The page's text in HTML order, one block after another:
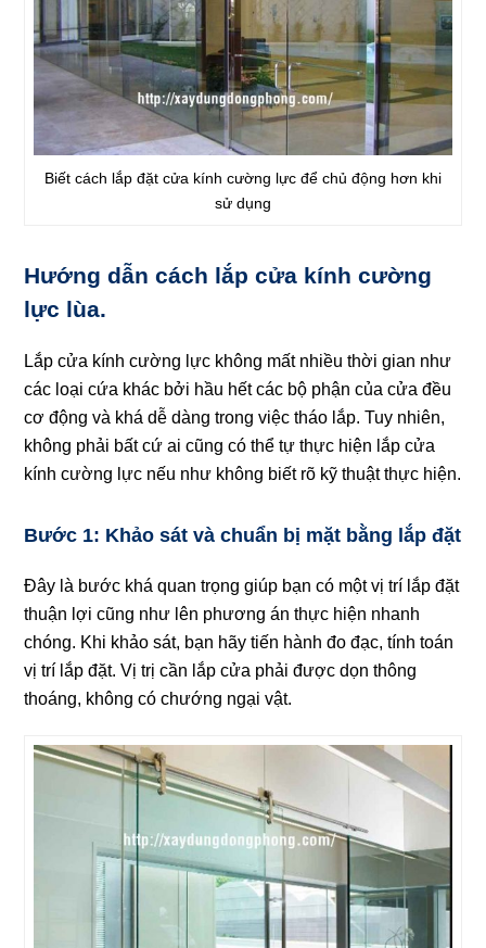
Biết cách lắp đặt cửa kính cường lực để chủ động hơn khi
sử dụng
Hướng dẫn cách lắp cửa kính cường
lực lùa.
Lắp cửa kính cường lực không mất nhiều thời gian như
các loại cứa khác bởi hầu hết các bộ phận của cửa đều
cơ động và khá dễ dàng trong việc tháo lắp. Tuy nhiên,
không phải bất cứ ai cũng có thể tự thực hiện lắp cửa
kính cường lực nếu như không biết rõ kỹ thuật thực hiện.
Bước 1: Khảo sát và chuẩn bị mặt bằng lắp đặt
Đây là bước khá quan trọng giúp bạn có một vị trí lắp đặt
thuận lợi cũng như lên phương án thực hiện nhanh
chóng. Khi khảo sát, bạn hãy tiến hành đo đạc, tính toán
vị trí lắp đặt. Vị trị cần lắp cửa phải được dọn thông
thoáng, không có chướng ngại vật.